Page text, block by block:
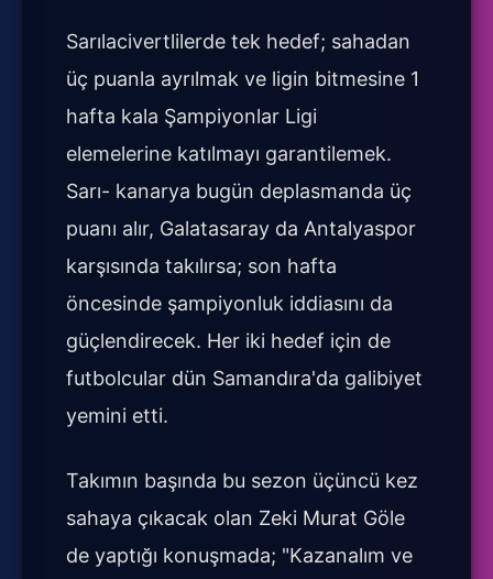
Sarılacivertlilerde tek hedef; sahadan
üç puanla ayrılmak ve ligin bitmesine 1
hafta kala Şampiyonlar Ligi
elemelerine katılmayı garantilemek.
Sarı- kanarya bugün deplasmanda üç
puanı alır, Galatasaray da Antalyaspor
karşısında takılırsa; son hafta
öncesinde şampiyonluk iddiasını da
güçlendirecek. Her iki hedef için de
futbolcular dün Samandıra'da galibiyet
yemini etti.
Takımın başında bu sezon üçüncü kez
sahaya çıkacak olan Zeki Murat Göle
de yaptığı konuşmada; "Kazanalım ve